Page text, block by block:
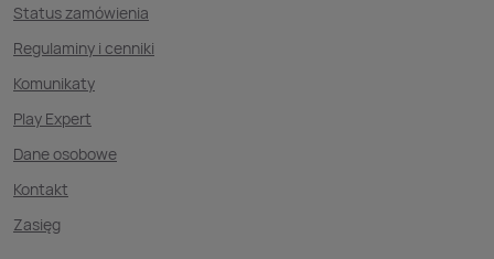
Status zamówienia
Regulaminy i cenniki
Komunikaty
Play Expert
Dane osobowe
Kontakt
Zasięg